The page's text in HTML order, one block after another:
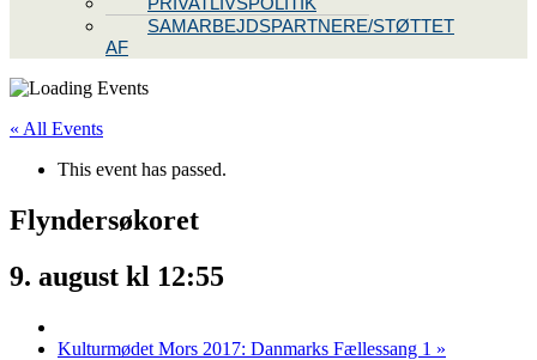
SAMARBEJDSPARTNERE/STØTTET
AF
« All Events
This event has passed.
Flyndersøkoret
9. august kl 12:55
Kulturmødet Mors 2017: Danmarks Fællessang 1 »